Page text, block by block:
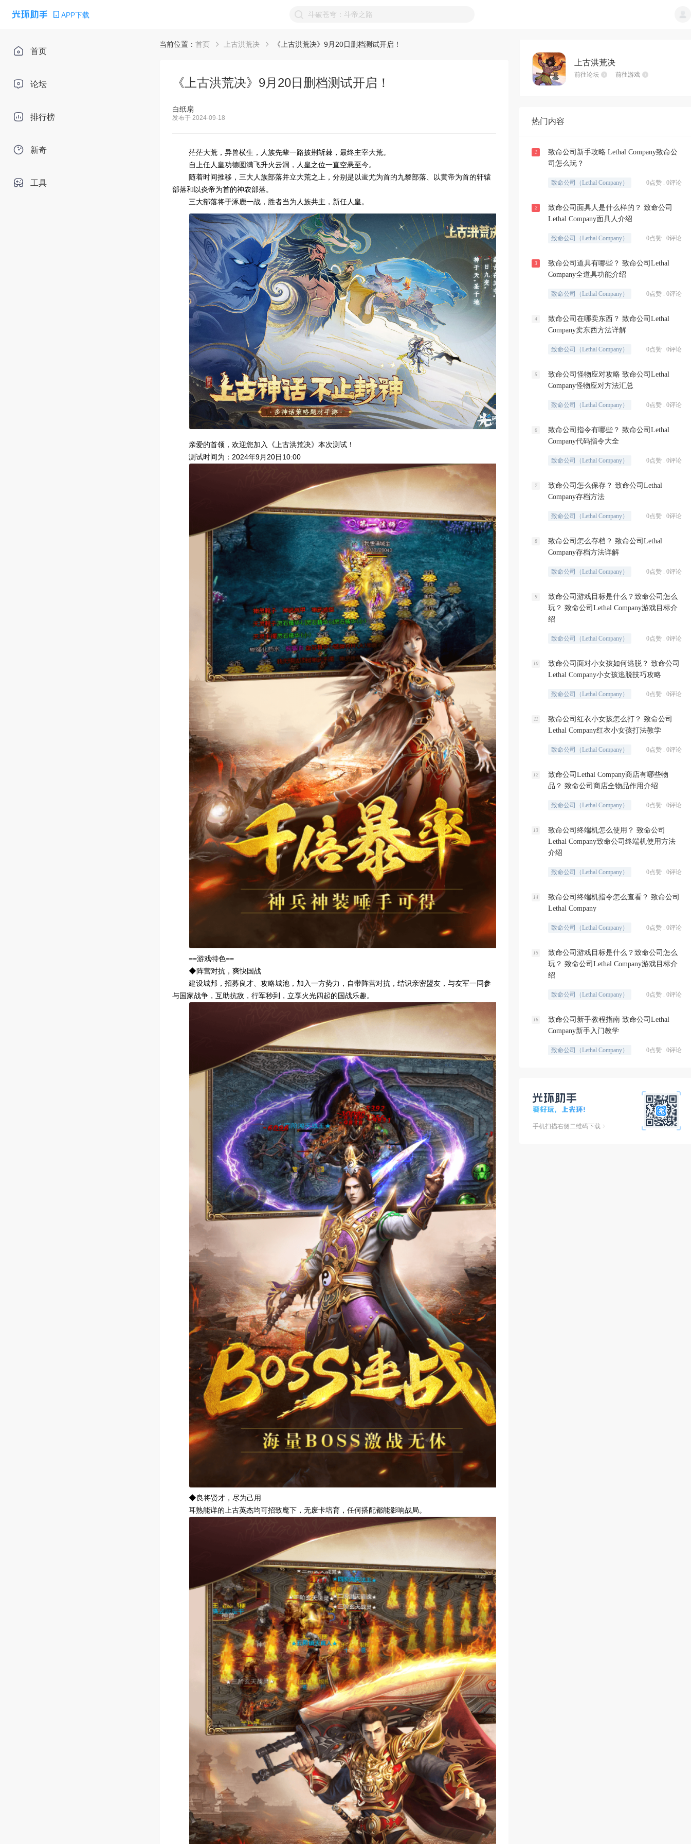
APP下载
首页
论坛
排行榜
新奇
工具
当前位置： 首页 上古洪荒决 《上古洪荒决》9月20日删档测试开启！
《上古洪荒决》9月20日删档测试开启！
白纸扇
发布于 2024-09-18
茫茫大荒，异兽横生，人族先辈一路披荆斩棘，最终主宰大荒。
自上任人皇功德圆满飞升火云洞，人皇之位一直空悬至今。
随着时间推移，三大人族部落并立大荒之上，分别是以蚩尤为首的九黎部落、以黄帝为首的轩辕
部落和以炎帝为首的神农部落。
三大部落将于涿鹿一战，胜者当为人族共主，新任人皇。
亲爱的首领，欢迎您加入《上古洪荒决》本次测试！
测试时间为：2024年9月20日10:00
==游戏特色==
◆阵营对抗，爽快国战
建设城邦，招募良才、攻略城池，加入一方势力，自带阵营对抗，结识亲密盟友，与友军一同参
与国家战争，互助抗敌，行军秒到，立享火光四起的国战乐趣。
◆良将贤才，尽为己用
耳熟能详的上古英杰均可招致麾下，无废卡培育，任何搭配都能影响战局。
上古洪荒决
前往论坛 前往游戏
热门内容
1
致命公司新手攻略 Lethal Company致命公
司怎么玩？
致命公司（Lethal Company） 0点赞 . 0评论
2
致命公司面具人是什么样的？ 致命公司
Lethal Company面具人介绍
致命公司（Lethal Company） 0点赞 . 0评论
3
致命公司道具有哪些？ 致命公司Lethal
Company全道具功能介绍
致命公司（Lethal Company） 0点赞 . 0评论
4
致命公司在哪卖东西？ 致命公司Lethal
Company卖东西方法详解
致命公司（Lethal Company） 0点赞 . 0评论
5
致命公司怪物应对攻略 致命公司Lethal
Company怪物应对方法汇总
致命公司（Lethal Company） 0点赞 . 0评论
6
致命公司指令有哪些？ 致命公司Lethal
Company代码指令大全
致命公司（Lethal Company） 0点赞 . 0评论
7
致命公司怎么保存？ 致命公司Lethal
Company存档方法
致命公司（Lethal Company） 0点赞 . 0评论
8
致命公司怎么存档？ 致命公司Lethal
Company存档方法详解
致命公司（Lethal Company） 0点赞 . 0评论
9
致命公司游戏目标是什么？致命公司怎么
玩？ 致命公司Lethal Company游戏目标介
绍
致命公司（Lethal Company） 0点赞 . 0评论
10
致命公司面对小女孩如何逃脱？ 致命公司
Lethal Company小女孩逃脱技巧攻略
致命公司（Lethal Company） 0点赞 . 0评论
11
致命公司红衣小女孩怎么打？ 致命公司
Lethal Company红衣小女孩打法教学
致命公司（Lethal Company） 0点赞 . 0评论
12
致命公司Lethal Company商店有哪些物
品？ 致命公司商店全物品作用介绍
致命公司（Lethal Company） 0点赞 . 0评论
13
致命公司终端机怎么使用？ 致命公司
Lethal Company致命公司终端机使用方法
介绍
致命公司（Lethal Company） 0点赞 . 0评论
14
致命公司终端机指令怎么查看？ 致命公司
Lethal Company
致命公司（Lethal Company） 0点赞 . 0评论
15
致命公司游戏目标是什么？致命公司怎么
玩？ 致命公司Lethal Company游戏目标介
绍
致命公司（Lethal Company） 0点赞 . 0评论
16
致命公司新手教程指南 致命公司Lethal
Company新手入门教学
致命公司（Lethal Company） 0点赞 . 0评论
手机扫描右侧二维码下载